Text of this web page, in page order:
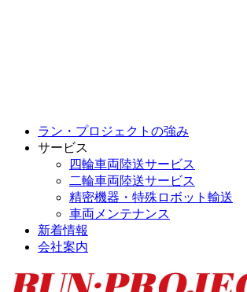
ラン・プロジェクトの強み
サービス
四輪車両陸送サービス
二輪車両陸送サービス
精密機器・特殊ロボット輸送
車両メンテナンス
新着情報
会社案内